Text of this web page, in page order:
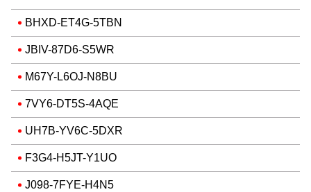
BHXD-ET4G-5TBN
JBIV-87D6-S5WR
M67Y-L6OJ-N8BU
7VY6-DT5S-4AQE
UH7B-YV6C-5DXR
F3G4-H5JT-Y1UO
J098-7FYE-H4N5